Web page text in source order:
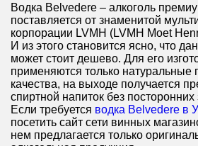
Водка Belvedere – алкоголь
поставляется от знаменитой
корпорации LVMH (LVMH Moet
И из этого становится ясно, что
может стоит дешево. Для его
применяются только натуральные
качества, на выходе получается
спиртной напиток без
Если требуется водка Belvedere в
посетить сайт сети винных
нем предлагается только